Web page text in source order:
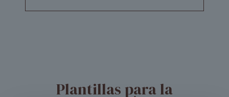
Plantillas para la